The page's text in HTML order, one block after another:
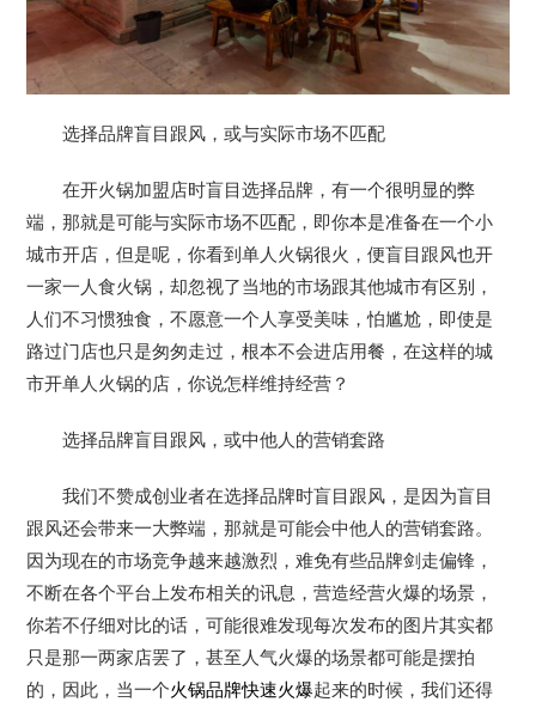
选择品牌盲目跟风，或与实际市场不匹配
在开火锅加盟店时盲目选择品牌，有一个很明显的弊
端，那就是可能与实际市场不匹配，即你本是准备在一个小
城市开店，但是呢，你看到单人火锅很火，便盲目跟风也开
一家一人食火锅，却忽视了当地的市场跟其他城市有区别，
人们不习惯独食，不愿意一个人享受美味，怕尴尬，即使是
路过门店也只是匆匆走过，根本不会进店用餐，在这样的城
市开单人火锅的店，你说怎样维持经营？
选择品牌盲目跟风，或中他人的营销套路
我们不赞成创业者在选择品牌时盲目跟风，是因为盲目
跟风还会带来一大弊端，那就是可能会中他人的营销套路。
因为现在的市场竞争越来越激烈，难免有些品牌剑走偏锋，
不断在各个平台上发布相关的讯息，营造经营火爆的场景，
你若不仔细对比的话，可能很难发现每次发布的图片其实都
只是那一两家店罢了，甚至人气火爆的场景都可能是摆拍
的，因此，当一个火锅品牌快速火爆起来的时候，我们还得